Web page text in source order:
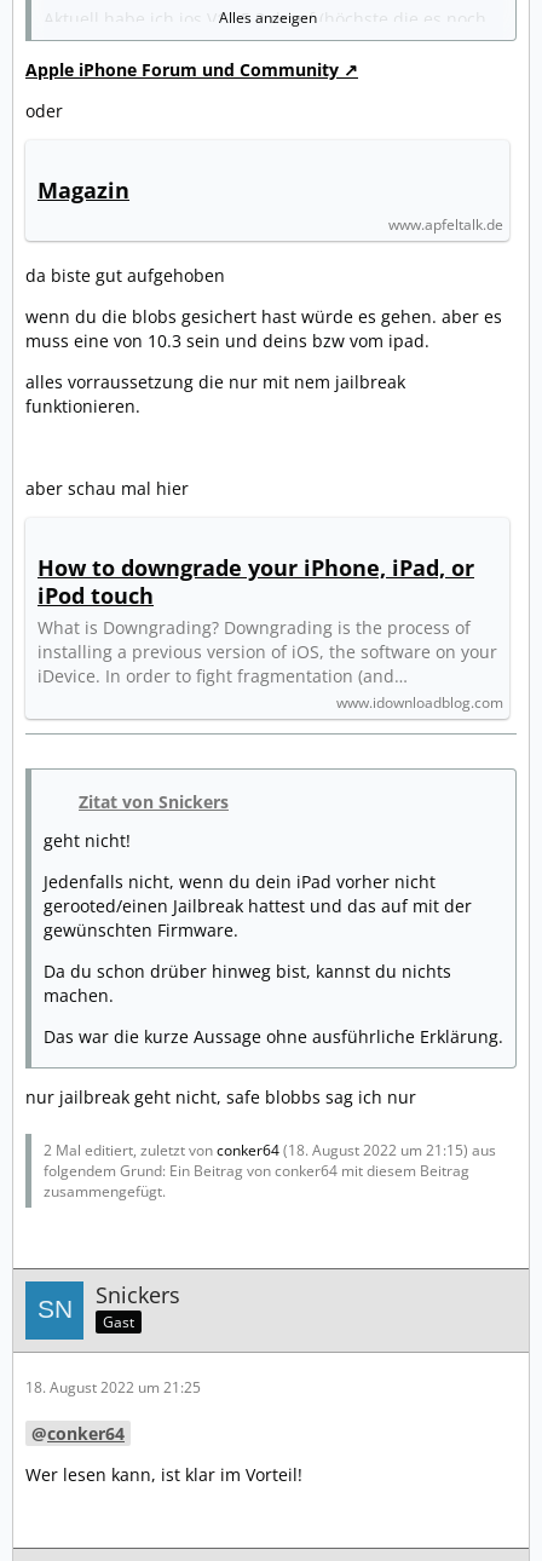
Aktuell habe ich ios V12.5.2 drauf (höchste die es noch
gibt, Gerät ist "legacy").
Möchte auf ios 10.3, das ist nämlich die letzte Version
auf der 32bit apps laufen und ich habe damals recht
meisten wurden leider nie auf 64bit angeboten.
Weiß jemand wie ich einen downgrade machen kann?
Ich habe eine ios Version 10.3 auf einer webseite
Bräuchte eine Anleitung oder links dazu, denke es wird
ein jailbreak nötig sein, habe davon aber (noch
Besten Dank wenn jemand hier helfen kann!
Alles anzeigen
Apple iPhone Forum und Community
oder
Magazin
www.apfeltalk.de
da biste gut aufgehoben
wenn du die blobs gesichert hast würde es gehen. aber es
muss eine von 10.3 sein und deins bzw vom ipad.
alles vorraussetzung die nur mit nem jailbreak
funktionieren.
aber schau mal hier
How to downgrade your iPhone, iPad, or
iPod touch
What is Downgrading? Downgrading is the process of
installing a previous version of iOS, the software on your
iDevice. In order to fight fragmentation (and…
www.idownloadblog.com
Zitat von Snickers
geht nicht!
Jedenfalls nicht, wenn du dein iPad vorher nicht
gerooted/einen Jailbreak hattest und das auf mit der
gewünschten Firmware.
Da du schon drüber hinweg bist, kannst du nichts
machen.
Das war die kurze Aussage ohne ausführliche Erklärung.
nur jailbreak geht nicht, safe blobbs sag ich nur
2 Mal editiert, zuletzt vonconker64(18. August 2022 um 21:15) aus
folgendem Grund: Ein Beitrag von conker64 mit diesem Beitrag
zusammengefügt.
Snickers
Gast
18. August 2022 um 21:25
conker64
Wer lesen kann, ist klar im Vorteil!